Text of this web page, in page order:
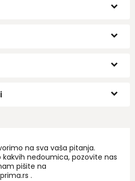
na sva vaša pitanja.
kakvih nedoumica, pozovite nas
pišite na
.